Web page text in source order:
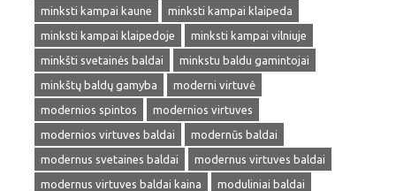
minksti kampai kaune
minksti kampai klaipeda
minksti kampai klaipedoje
minksti kampai vilniuje
minkšti svetainės baldai
minkstu baldu gamintojai
minkštų baldų gamyba
moderni virtuvė
modernios spintos
modernios virtuves
modernios virtuves baldai
modernūs baldai
modernus svetaines baldai
modernus virtuves baldai
modernus virtuves baldai kaina
moduliniai baldai